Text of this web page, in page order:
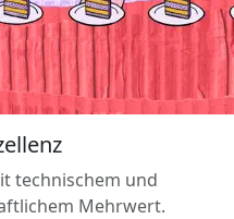
technischem und
Mehrwert.